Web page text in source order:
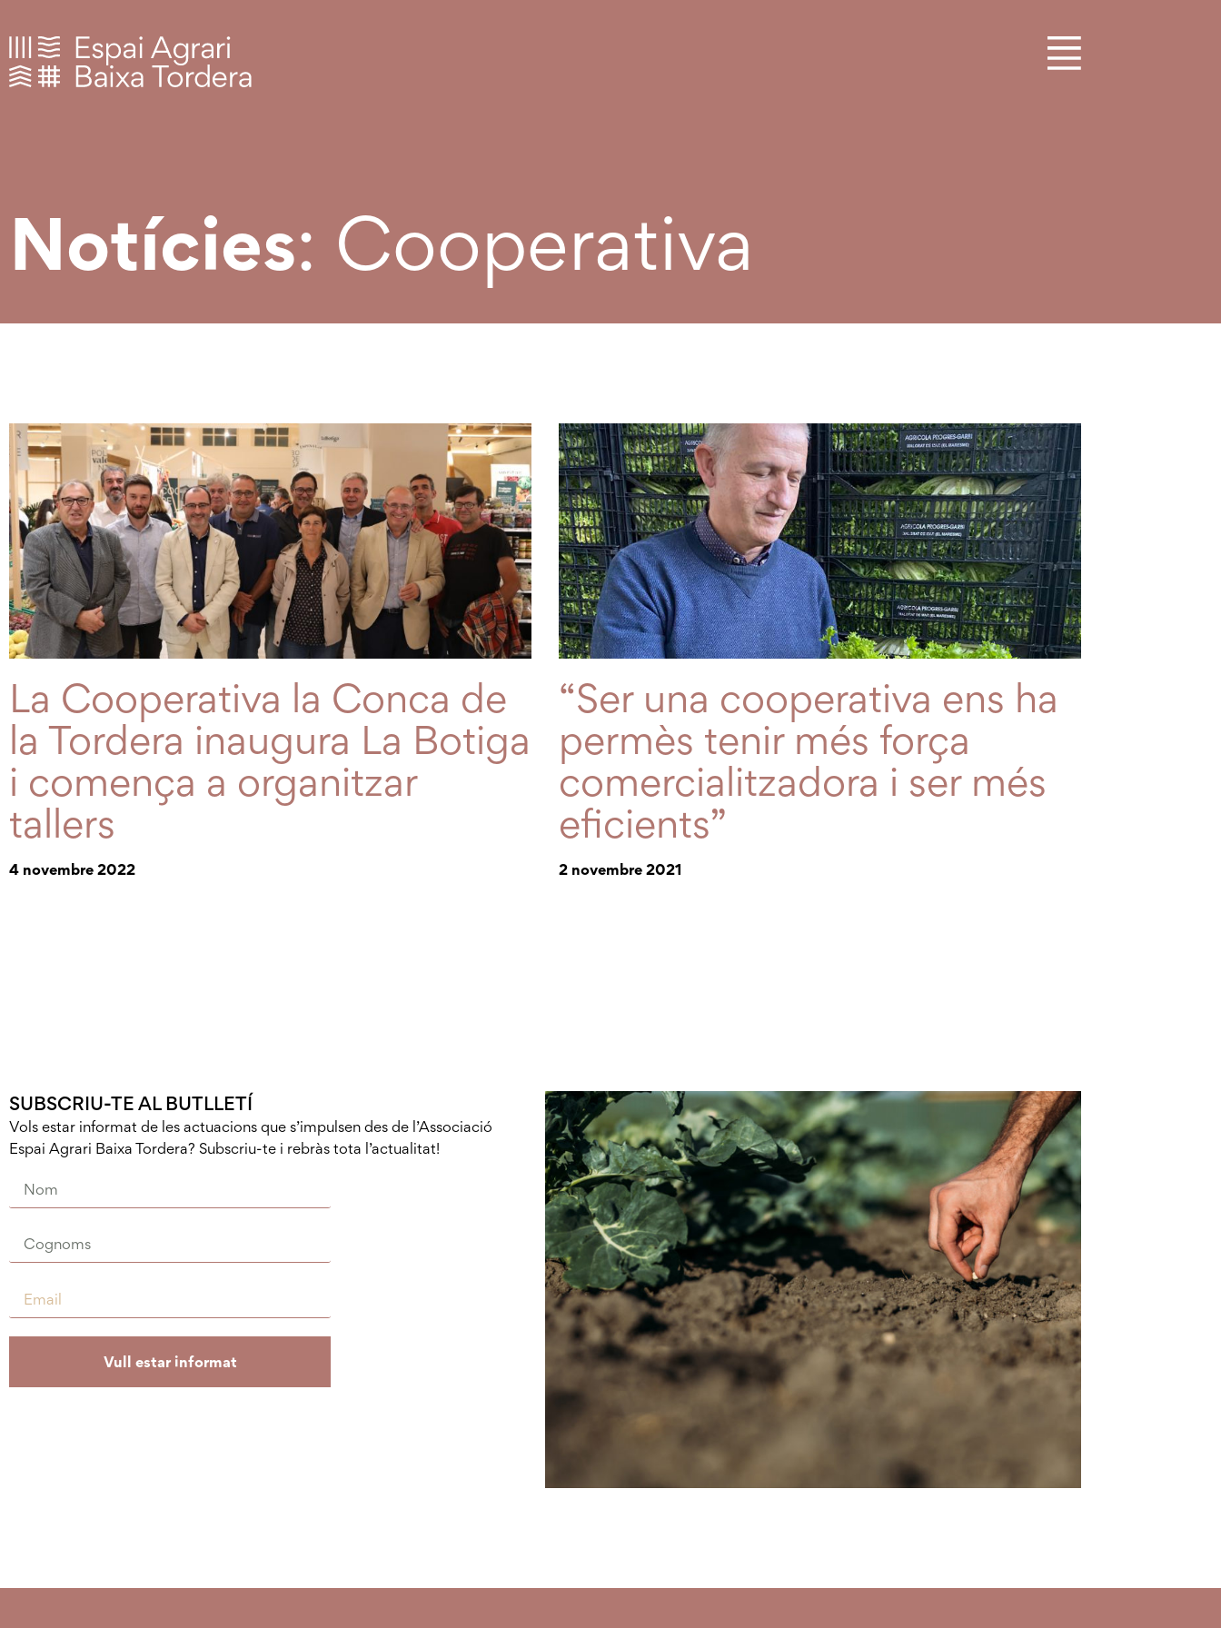
Notícies: Cooperativa
La Cooperativa la Conca de
la Tordera inaugura La Botiga
i comença a organitzar
tallers
4 novembre 2022
“Ser una cooperativa ens ha
permès tenir més força
comercialitzadora i ser més
eficients”
2 novembre 2021
SUBSCRIU-TE AL BUTLLETÍ
Vols estar informat de les actuacions que s’impulsen des de l’Associació
Espai Agrari Baixa Tordera? Subscriu-te i rebràs tota l’actualitat!
Vull estar informat